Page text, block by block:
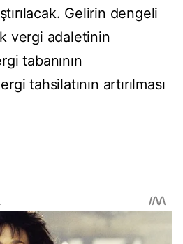
Gelirin dengeli
vergi adaletinin
tabanının
tahsilatının artırılması